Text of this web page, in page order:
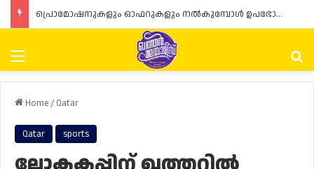
പ്രൊമോഷനുകളും ഓഫറുകളും നൽകുമ്പോൾ ഉപഭോക്താക്കളുടെ അവകാശങ്ങൾ ഉറപ്പാക്കണമെന്ന് ഖത്തർ വാണിജ്യ വ്യവസായ മന്ത്രാലയത്തിന്റെ (MoCI) നിർദ്ദേശം
Menu
Home/ Qatar
Qatar sports